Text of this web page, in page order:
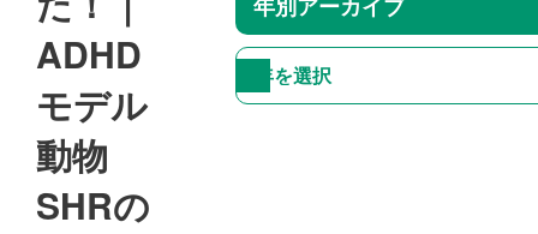
ADHD
モデル
動物
SHRの